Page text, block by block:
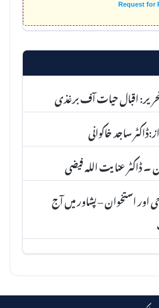
Request for
اقبال حیات آف برغذی
ساجد خاکوانی
۔ ڈاکٹر عنا یت اللہ فیضی
استخوان – پشاور میں آج